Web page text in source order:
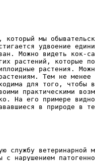
который мы
удвоение
Можно видеть кок-
растений, которые
растения.
Тем не
для того, чтобы
практическими
На его примере
в природе в
службу ветеринарной
с нарушением